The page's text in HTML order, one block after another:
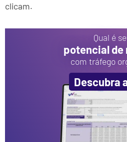
clicam.
Qual é
potencial de
com tráfego
Descubra